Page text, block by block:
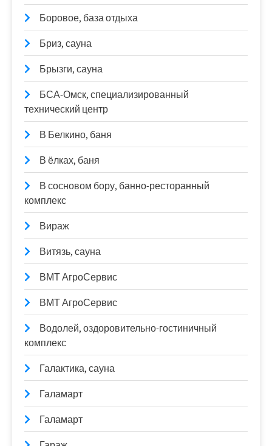
Боровое, база отдыха
Бриз, сауна
Брызги, сауна
БСА-Омск, специализированный
технический центр
В Белкино, баня
В ёлках, баня
В сосновом бору, банно-ресторанный
комплекс
Вираж
Витязь, сауна
ВМТ АгроСервис
ВМТ АгроСервис
Водолей, оздоровительно-гостиничный
комплекс
Галактика, сауна
Галамарт
Галамарт